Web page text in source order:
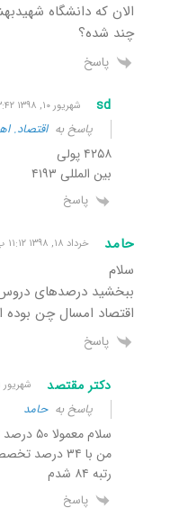
الان که دانشگاه
چند شده؟
پاسخ
sd شهریور ۱۰, ۱۳۹۸ ۳:۴۲ ب٫ظ
پاسخ بهاقتصاد.
۴۲۵۸ پولی
بین المللی ۴۱۹۳
پاسخ
حامد خرداد ۱۸, ۱۳۹۸ ۱۱:۱۲ ب٫ظ
سلام
ببخشید درصدهای
اقتصاد امسال چن بوده
پاسخ
دکتر مقتصد شهریور ۱۱, ۱۳۹۸ ۱۰:۳۷ ب٫ظ
پاسخ بهحامد
سلام معمولا ۵۰ درصد تخصصی میزنن
رتبه ۸۴ شدم
پاسخ